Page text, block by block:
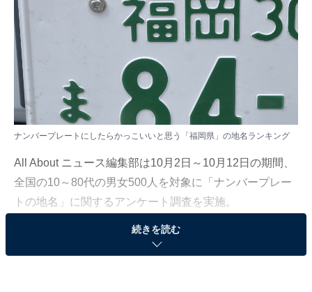
ナンバープレートにしたらかっこいいと思う「福岡県」の地名ランキング
All About ニュース編集部は10月2日～10月12日の期間、
全国の10～80代の男女500人を対象に「ナンバープレー
トの地名」に関するアンケート調査を実施。
今回はその中から、「ナンバープレートにしたらかっこ
続きを読む